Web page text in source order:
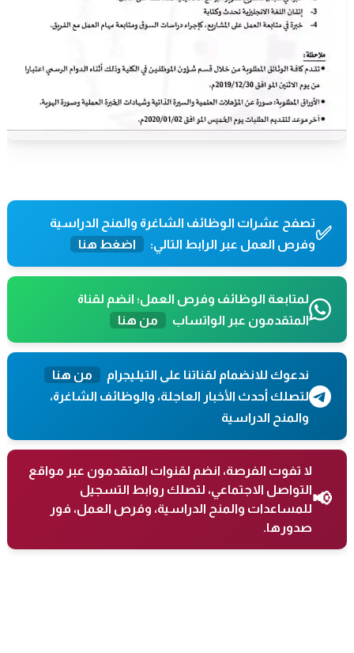
✅تصفح عشرات الوظائف الشاغرة والمنح الدراسية
وفرص العمل عبر الرابط التالي:
اضغط هنا
لمتابعة الوظائف وفرص العمل؛ انضم لقناة
المتقدمون عبر الواتساب
من هنا
ندعوك للانضمام لقناتنا على التيليجرام
من هنا
لتصلك أحدث الأخبار العاجلة، والوظائف الشاغرة،
والمنح الدراسية
📢
لا تفوت الفرصة، انضم لقنوات المتقدمون عبر مواقع
التواصل الاجتماعي، لتصلك روابط التسجيل
للمساعدات والمنح الدراسية، وفرص العمل، فور
صدورها.